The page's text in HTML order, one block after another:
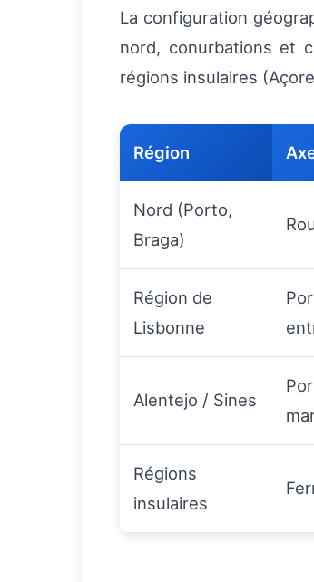
La configuration
nord, conurbations et
régions insulaires
Région
Nord (Porto,
Braga)
Région de
Lisbonne
Alentejo / Sines
Régions
insulaires